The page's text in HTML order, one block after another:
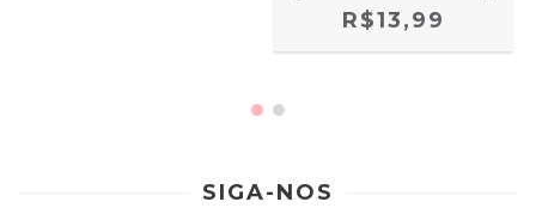
R$13,99
SIGA-NOS